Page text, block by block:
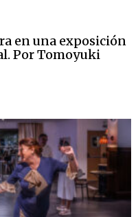
en una exposición
Por Tomoyuki